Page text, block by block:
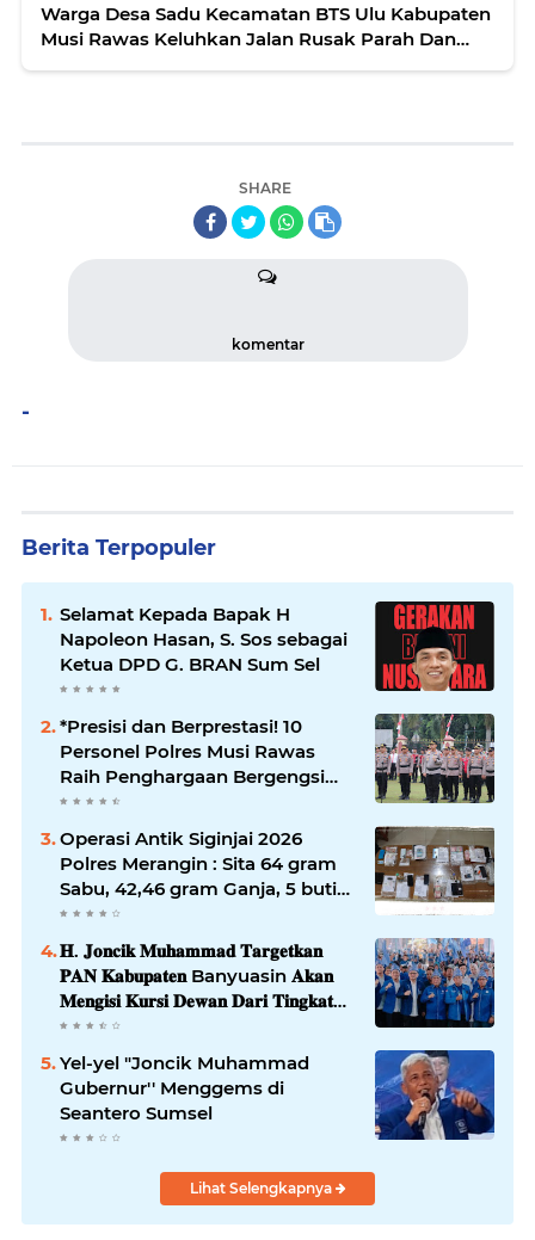
Warga Desa Sadu Kecamatan BTS Ulu Kabupaten
Musi Rawas Keluhkan Jalan Rusak Parah Dan
SHARE
komentar
-
Berita Terpopuler
Selamat Kepada Bapak H
Napoleon Hasan, S. Sos sebagai
Ketua DPD G. BRAN Sum Sel
*Presisi dan Berprestasi! 10
Personel Polres Musi Rawas
Raih Penghargaan Bergengsi
dari Kapolda Sumsel*
Operasi Antik Siginjai 2026
Polres Merangin : Sita 64 gram
Sabu, 42,46 gram Ganja, 5 butir
extasi, dan Amankan 21 Orang
Tersangka
𝐇. 𝐉𝐨𝐧𝐜𝐢𝐤 𝐌𝐮𝐡𝐚𝐦𝐦𝐚𝐝 𝐓𝐚𝐫𝐠𝐞𝐭𝐤𝐚𝐧
𝐏𝐀𝐍 𝐊𝐚𝐛𝐮𝐩𝐚𝐭𝐞𝐧 Banyuasin 𝐀𝐤𝐚𝐧
𝐌𝐞𝐧𝐠𝐢𝐬𝐢 𝐊𝐮𝐫𝐬𝐢 𝐃𝐞𝐰𝐚𝐧 𝐃𝐚𝐫𝐢 𝐓𝐢𝐧𝐠𝐤𝐚𝐭
𝐃𝐏𝐑 𝐃𝐚𝐞𝐫𝐚𝐡 𝐇𝐢𝐧𝐠𝐠𝐚 𝐃𝐏𝐑-𝐑𝐈
Yel-yel "Joncik Muhammad
Gubernur'' Menggems di
Seantero Sumsel
Lihat Selengkapnya